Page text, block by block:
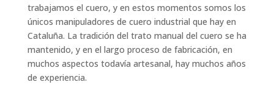
trabajamos el cuero, y en estos momentos somos los
únicos manipuladores de cuero industrial que hay en
Cataluña. La tradición del trato manual del cuero se ha
mantenido, y en el largo proceso de fabricación, en
muchos aspectos todavía artesanal, hay muchos años
de experiencia.